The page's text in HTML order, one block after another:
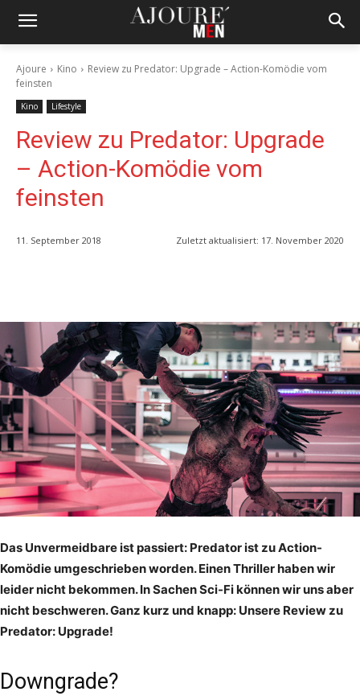
Ajoure Kino
Review zu Predator: Upgrade – Action-Komödie vom
feinsten
Kino Lifestyle
Review zu Predator: Upgrade
– Action-Komödie vom
feinsten
11. September 2018 Zuletzt aktualisiert: 17. November 2020
Das Unvermeidbare ist passiert: Predator ist zu Action-
Komödie umgeschrieben worden. Einen Thriller haben wir
leider nicht bekommen. In Sachen Sci-Fi können wir uns aber
nicht beschweren. Ganz kurz und knapp: Unsere Review zu
Predator: Upgrade!
Downgrade?